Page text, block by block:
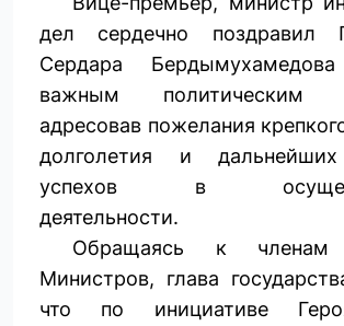
дел сердечно поздравил
Сердара
важным политическим
адресовав пожелания
долголетия и
успехов в
деятельности.
Обращаясь к членам
Министров, глава
что по инициативе